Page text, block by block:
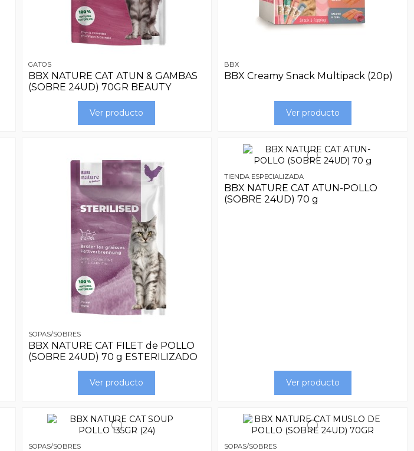
GATOS
BBX NATURE CAT ATUN & GAMBAS
(SOBRE 24UD) 70GR BEAUTY
Ver producto
BBX
BBX Creamy Snack Multipack (20p)
Ver producto
SOPAS/SOBRES
BBX NATURE CAT FILET de POLLO
(SOBRE 24UD) 70 g ESTERILIZADO
Ver producto
TIENDA ESPECIALIZADA
BBX NATURE CAT ATUN-POLLO
(SOBRE 24UD) 70 g
Ver producto
SOPAS/SOBRES SOPAS/SOBRES